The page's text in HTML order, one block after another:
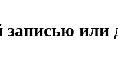
записью или